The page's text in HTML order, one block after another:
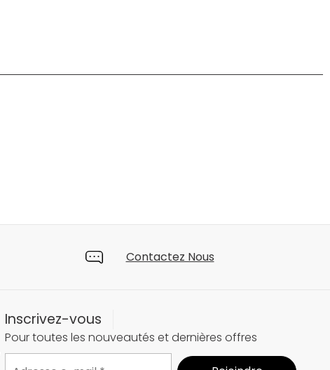
Contactez Nous
Inscrivez-vous
Pour toutes les nouveautés et dernières offres